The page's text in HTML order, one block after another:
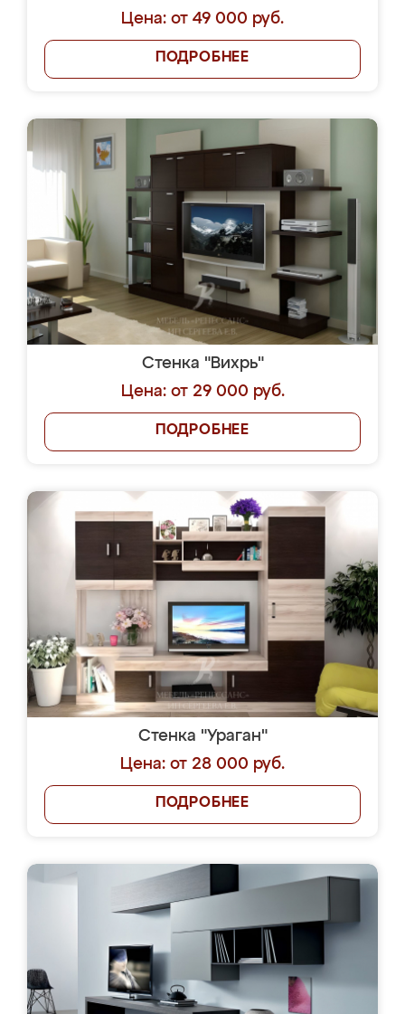
Цена: от 49 000 руб.
ПОДРОБНЕЕ
Стенка "Вихрь"
Цена: от 29 000 руб.
ПОДРОБНЕЕ
Стенка "Ураган"
Цена: от 28 000 руб.
ПОДРОБНЕЕ